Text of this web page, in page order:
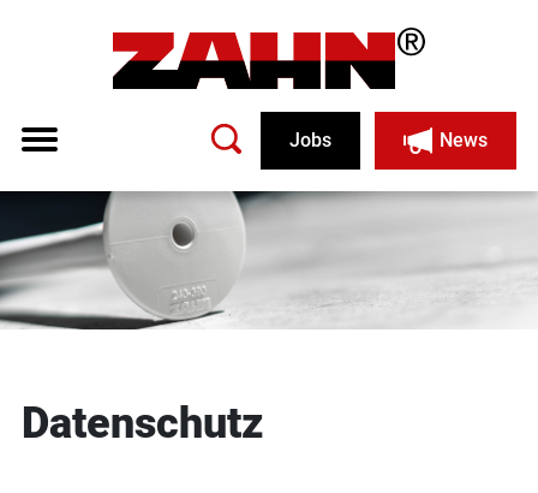
Jobs News
Datenschutz